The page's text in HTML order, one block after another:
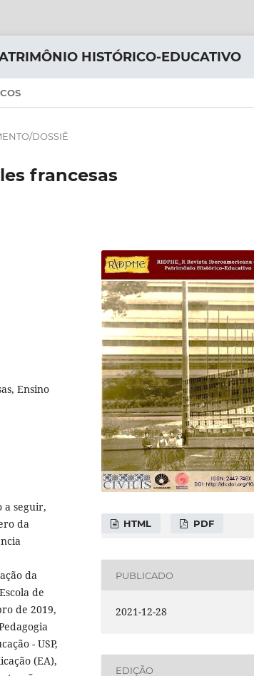
HISTÓRICO-EDUCATIVO
DOSSIÊ
francesas
Ensino
a seguir,
da
da
de
de 2019,
- USP,
(EA),
HTML PDF
PUBLICADO
2021-12-28
EDIÇÃO